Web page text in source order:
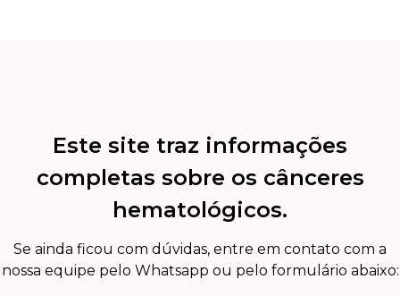
Este site traz informações
completas sobre os cânceres
hematológicos.
Se ainda ficou com dúvidas, entre em contato com a
nossa equipe pelo Whatsapp ou pelo formulário abaixo: